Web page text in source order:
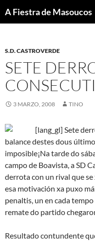
aoA Fiestra de Masoucos
S.D. CASTROVERDE
SETE
3 MARZO, 2008 TINO
[lang_gl] Sete
balance destes dous
imposible¡Na tarde do
campo de Boavista, a SD
derrota con un rival que
esa motivación xa puxo
penaltis, un en cada
remate do partido
Resultado contundente